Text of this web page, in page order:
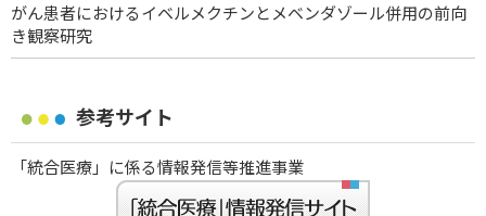
がん患者におけるイベルメクチンとメベンダゾール併用の前向
き観察研究
参考サイト
「統合医療」に係る情報発信等推進事業